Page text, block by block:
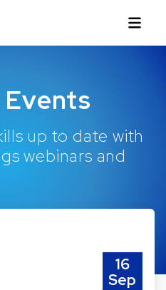
up to date with
webinars and
16
Sep